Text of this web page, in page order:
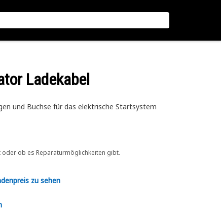
Ladekabel
und Buchse für das elektrische Startsystem
oder ob es Reparaturmöglichkeiten gibt.
zu sehen